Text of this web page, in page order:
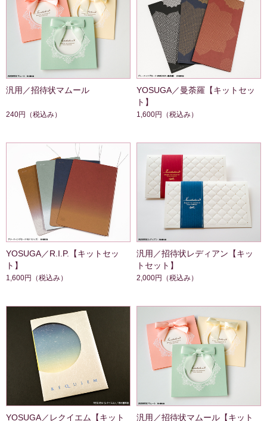
汎用／招待状マムール
240円 （税込み）
YOSUGA／曼荼羅【キットセッ
ト】
1,600円 （税込み）
YOSUGA／R.I.P.【キットセッ
ト】
1,600円 （税込み）
汎用／招待状レディアン【キッ
トセット】
2,000円 （税込み）
YOSUGA／レクイエム【キット
汎用／招待状マムール【キット